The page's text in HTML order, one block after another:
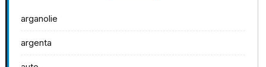
arganolie
argenta